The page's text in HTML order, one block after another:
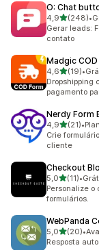
O: Chat
4,9de 5(248)
248 •
Gerar leads:
contato
Madgic
4,6de 5(19)
19 avaliações
•
Dropshipping
pagamento
Nerdy Form
4,9de 5(21)
21 avaliações
•
Crie
cliente
Checkout
5,0de 5
(11)
11 avaliações
•
Personalize
formulários.
WebPanda
5,0de 5(20)
20 •
Resposta